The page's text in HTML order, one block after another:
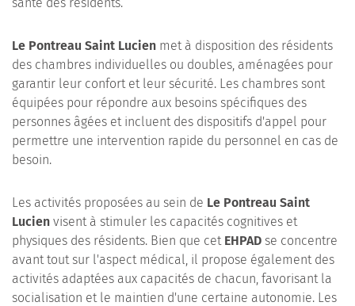
Le Pontreau Saint Lucien met à disposition des résidents
des chambres individuelles ou doubles, aménagées pour
garantir leur confort et leur sécurité. Les chambres sont
équipées pour répondre aux besoins spécifiques des
personnes âgées et incluent des dispositifs d'appel pour
permettre une intervention rapide du personnel en cas de
besoin.
Les activités proposées au sein de Le Pontreau Saint
Lucien visent à stimuler les capacités cognitives et
physiques des résidents. Bien que cet EHPAD se concentre
avant tout sur l'aspect médical, il propose également des
activités adaptées aux capacités de chacun, favorisant la
socialisation et le maintien d'une certaine autonomie. Les